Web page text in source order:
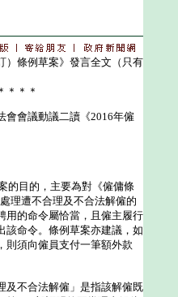
）條例草案》發言全文（只有
＊＊＊
會議動議二讀《2016年僱
目的，主要為對《僱傭條
理遭不合理及不合法解僱的
用的命令屬恰當，且僱主履行
該命令。條例草案亦建議，如
則須向僱員支付一筆額外款
不合法解僱」是指該解僱既